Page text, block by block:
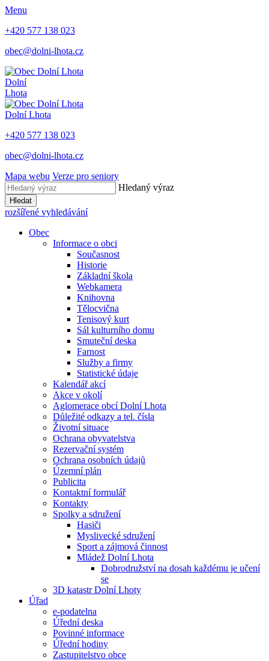
Menu
+420 577 138 023
obec@dolni-lhota.cz
Dolní
Lhota
Dolní Lhota
+420 577 138 023
obec@dolni-lhota.cz
Mapa webu Verze pro seniory
Hledaný výraz
Hledat
rozšířené vyhledávání
Obec
Informace o obci
Současnost
Historie
Základní škola
Webkamera
Knihovna
Tělocvična
Tenisový kurt
Sál kulturního domu
Smuteční deska
Farnost
Služby a firmy
Statistické údaje
Kalendář akcí
Akce v okolí
Aglomerace obcí Dolní Lhota
Důležité odkazy a tel. čísla
Životní situace
Ochrana obyvatelstva
Rezervační systém
Ochrana osobních údajů
Územní plán
Publicita
Kontaktní formulář
Kontakty
Spolky a sdružení
Hasiči
Myslivecké sdružení
Sport a zájmová činnost
Mládež Dolní Lhota
Dobrodružství na dosah každému je učení
se
3D katastr Dolní Lhoty
Úřad
e-podatelna
Úřední deska
Povinné informace
Úřední hodiny
Zastupitelstvo obce